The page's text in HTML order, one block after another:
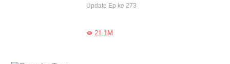
Update Ep ke 273
21.1M